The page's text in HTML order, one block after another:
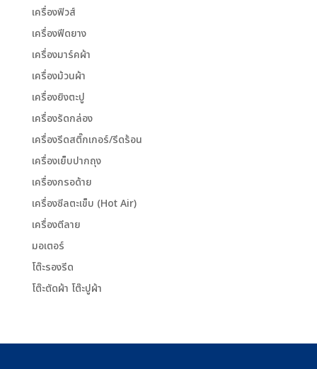
เครื่องฟิวส์
เครื่องฟีดยาง
เครื่องมาร์คผ้า
เครื่องม้วนผ้า
เครื่องยิงตะปู
เครื่องรัดกล่อง
เครื่องรีดสติ๊กเกอร์/รีดร้อน
เครื่องเย็บปากถุง
เครื่องกรอด้าย
เครื่องซีลตะเข็บ (Hot Air)
เครื่องตีลาย
มอเตอร์
โต๊ะรองรีด
โต๊ะตัดผ้า โต๊ะปูผ้า